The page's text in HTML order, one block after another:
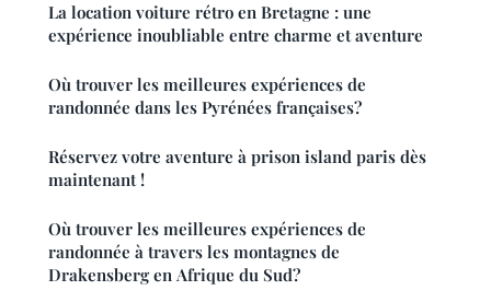
La location voiture rétro en Bretagne : une
expérience inoubliable entre charme et aventure
Où trouver les meilleures expériences de
randonnée dans les Pyrénées françaises?
Réservez votre aventure à prison island paris dès
maintenant !
Où trouver les meilleures expériences de
randonnée à travers les montagnes de
Drakensberg en Afrique du Sud?